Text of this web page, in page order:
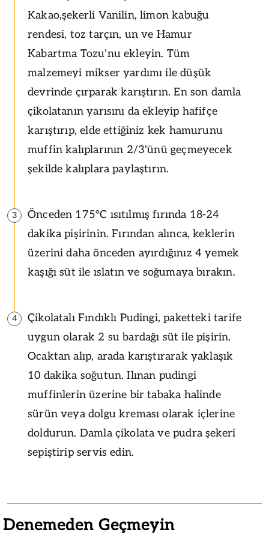
Kakao,şekerli Vanilin, limon kabuğu
rendesi, toz tarçın, un ve Hamur
Kabartma Tozu'nu ekleyin. Tüm
malzemeyi mikser yardımı ile düşük
devrinde çırparak karıştırın. En son damla
çikolatanın yarısını da ekleyip hafifçe
karıştırıp, elde ettiğiniz kek hamurunu
muffin kalıplarının 2/3'ünü geçmeyecek
şekilde kalıplara paylaştırın.
3
Önceden 175°C ısıtılmış fırında 18-24
dakika pişirinin. Fırından alınca, keklerin
üzerini daha önceden ayırdığınız 4 yemek
kaşığı süt ile ıslatın ve soğumaya bırakın.
4
Çikolatalı Fındıklı Pudingi, paketteki tarife
uygun olarak 2 su bardağı süt ile pişirin.
Ocaktan alıp, arada karıştırarak yaklaşık
10 dakika soğutun. Ilınan pudingi
muffinlerin üzerine bir tabaka halinde
sürün veya dolgu kreması olarak içlerine
doldurun. Damla çikolata ve pudra şekeri
sepiştirip servis edin.
Denemeden Geçmeyin